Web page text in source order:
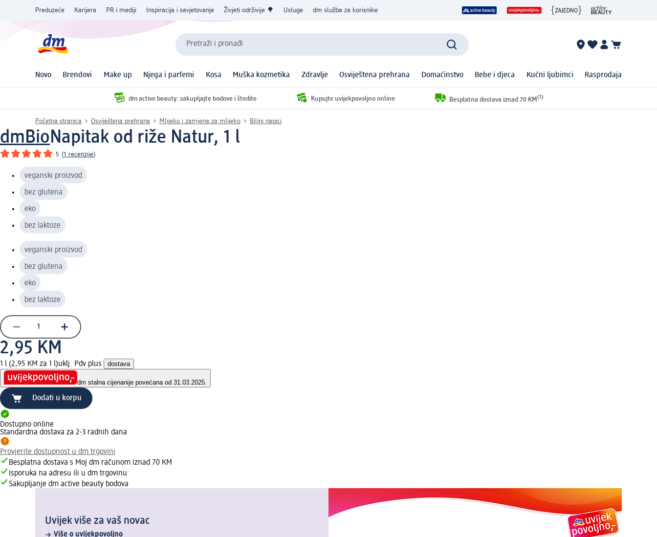
Preduzeće Karijera PR i mediji Inspiracija i savjetovanje Živjeti održivije 🌳 Usluge dm služba za korisnike
Pretraži i pronađi
Novo Brendovi Make up Njega i parfemi Kosa Muška kozmetika Zdravlje Osviještena prehrana Domaćinstvo Bebe i djeca Kućni ljubimci Rasprodaja
dm active beauty: sakupljajte bodove i štedite Kupujte uvijekpovoljno online Besplatna dostava iznad 70 KM (1)
Početna stranica Osviještena prehrana Mlijeko i zamjena za mlijeko Biljni napici
dmBioNapitak od riže Natur, 1 l
5 (1 recenzije)
veganski proizvod
bez glutena
eko
bez laktoze
veganski proizvod
bez glutena
eko
bez laktoze
2,95 KM
1 l (2,95 KM za 1 l)uklj. Pdv plus dostava
dm stalna cijenanije povećana od 31.03.2025.
Dodati u korpu
Dostupno online
Standardna dostava za 2-3 radnih dana
Provjerite dostupnost u dm trgovini
Besplatna dostava s Moj dm računom iznad 70 KM
Isporuka na adresu ili u dm trgovinu
Sakupljanje dm active beauty bodova
Uvijek više za vaš novac
Više o uvijekpovoljno